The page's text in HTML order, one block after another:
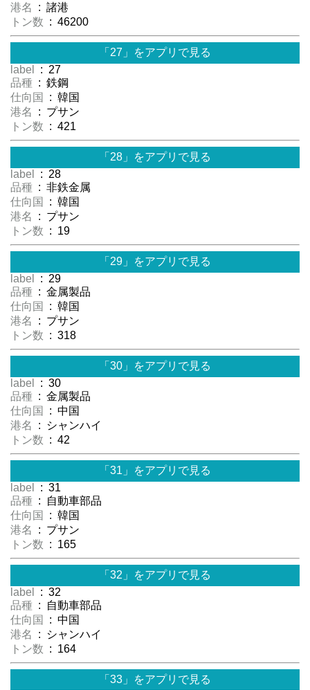
港名
: 諸港
トン数 : 46200
「27」をアプリで見る
label
: 27
品種 : 鉄鋼
仕向国
: 韓国
港名
: プサン
トン数 : 421
「28」をアプリで見る
label
: 28
品種 : 非鉄金属
仕向国
: 韓国
港名
: プサン
トン数 : 19
「29」をアプリで見る
label
: 29
品種 : 金属製品
仕向国
: 韓国
港名
: プサン
トン数 : 318
「30」をアプリで見る
label
: 30
品種 : 金属製品
仕向国
: 中国
港名
: シャンハイ
トン数 : 42
「31」をアプリで見る
label
: 31
品種 : 自動車部品
仕向国
: 韓国
港名
: プサン
トン数 : 165
「32」をアプリで見る
label
: 32
品種 : 自動車部品
仕向国
: 中国
港名
: シャンハイ
トン数 : 164
「33」をアプリで見る